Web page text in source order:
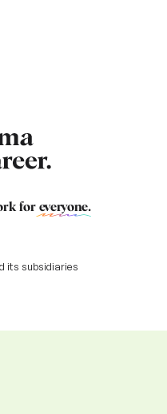
for everyone.
its subsidiaries